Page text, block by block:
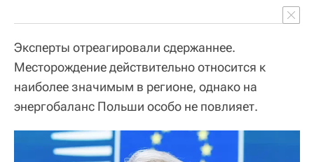
Эксперты отреагировали сдержаннее.
Месторождение действительно относится к
наиболее значимым в регионе, однако на
энергобаланс Польши особо не повлияет.